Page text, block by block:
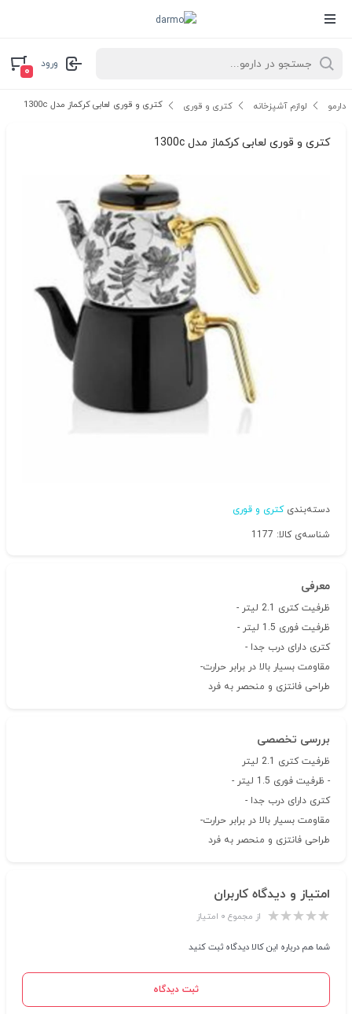
ورود
۰
دارمو لوازم آشپزخانه کتری و قوری کتری و قوری لعابی کرکماز مدل 1300c
کتری و قوری لعابی کرکماز مدل 1300c
دسته‌بندی کتری و قوری
شناسه‌ی کالا: 1177
معرفی
ظرفیت کتری 2.1 لیتر -
ظرفیت فوری 1.5 لیتر -
کتری دارای درب جدا -
مقاومت بسیار بالا در برابر حرارت-
طراحی فانتزی و منحصر به فرد
بررسی تخصصی
ظرفیت کتری 2.1 لیتر
- ظرفیت فوری 1.5 لیتر -
کتری دارای درب جدا -
مقاومت بسیار بالا در برابر حرارت-
طراحی فانتزی و منحصر به فرد
امتیاز و دیدگاه کاربران
از مجموع ۰ امتیاز
شما هم درباره این کالا دیدگاه ثبت کنید
ثبت دیدگاه